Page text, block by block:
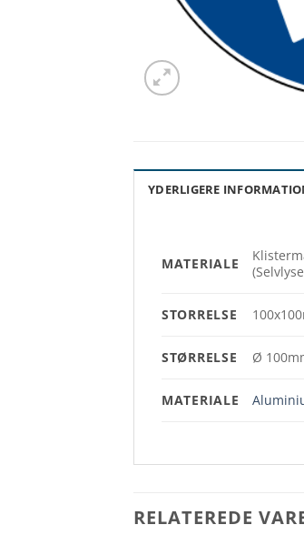
YDERLIGERE
MATERIALE
STORRELSE
STØRRELSE Ø
MATERIALE
RELATEREDE